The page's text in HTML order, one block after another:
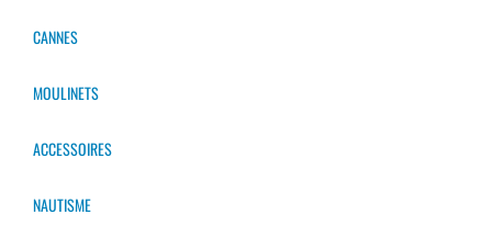
Fish Arrow
Flash Union
Gan Craft
Gary Yamamoto
Halco
CANNES
MOULINETS
ACCESSOIRES
NAUTISME